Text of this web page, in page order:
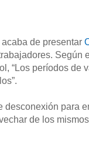
de presentar
Según
“Los períodos de
para
de los